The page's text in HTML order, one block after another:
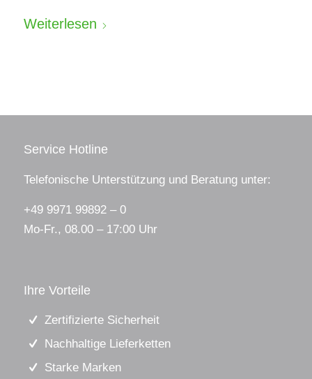
Weiterlesen
Service Hotline
Telefonische Unterstützung und Beratung unter:
+49 9971 99892 – 0
Mo-Fr., 08.00 – 17:00 Uhr
Ihre Vorteile
Zertifizierte Sicherheit
Nachhaltige Lieferketten
Starke Marken